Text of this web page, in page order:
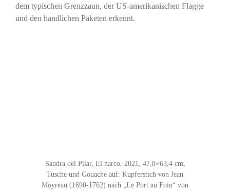
dem typischen Grenzzaun, der US-amerikanischen Flagge
und den handlichen Paketen erkennt.
Sandra del Pilar, El narco, 2021, 47,8×63,4 cm,
Tusche und Gouache auf: Kupferstich von Jean
Moyreau (1690-1762) nach „Le Port au Foin“ von